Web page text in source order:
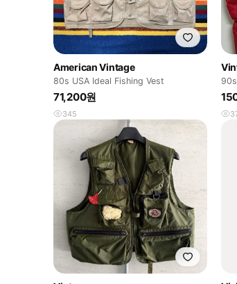
American Vintage
80s USA Ideal Fishing Vest
71,200원
345
베